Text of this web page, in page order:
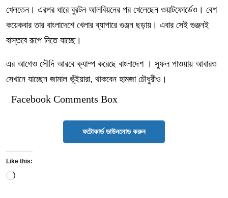
খেলতেন। এরপর ধারে বুরটন আলবিয়নের পর খেলেছেন ওয়াটফোর্ডেও। বেশ
কয়েকবার তার বাংলাদেশে খেলার ব্যাপারে গুঞ্জন ছড়ায়। এবার সেই গুঞ্জনই
বাস্তবে রূপে নিতে যাচ্ছে।
এর আগেও সৌদি আরবে ক্যাম্প করেছে বাংলাদেশ । সুফল পাওয়ায় আবারও
সেখানে যাচ্ছেন জামাল ভূঁইয়ারা, থাকবেন হামজা চৌধুরীও।
Facebook Comments Box
ফটোকার্ড ডাউনলোড করুন
Like this:
Loading…